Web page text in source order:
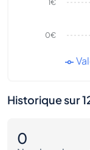
0€
1€
Historique sur
0